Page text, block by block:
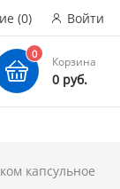
(0) Войти
0
Корзина
0 руб.
капсульное